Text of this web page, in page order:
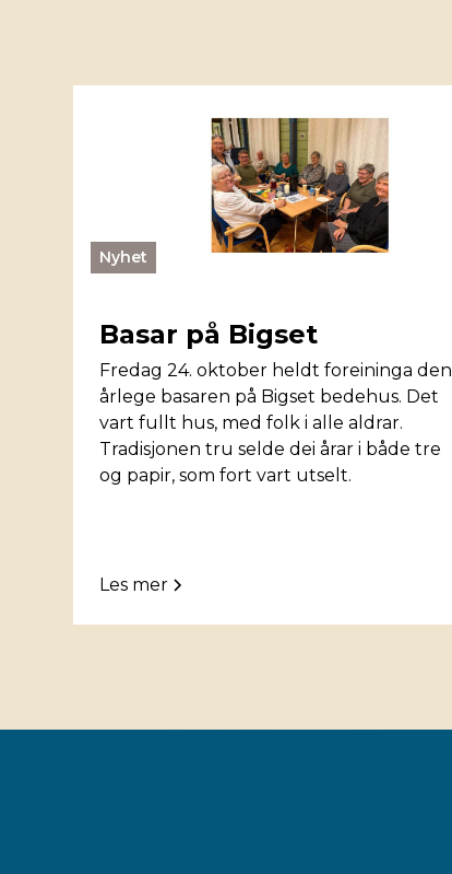
Nyhet
Basar på Bigset
Fredag 24. oktober heldt foreininga den
årlege basaren på Bigset bedehus. Det
vart fullt hus, med folk i alle aldrar.
Tradisjonen tru selde dei årar i både tre
og papir, som fort vart utselt.
Les mer